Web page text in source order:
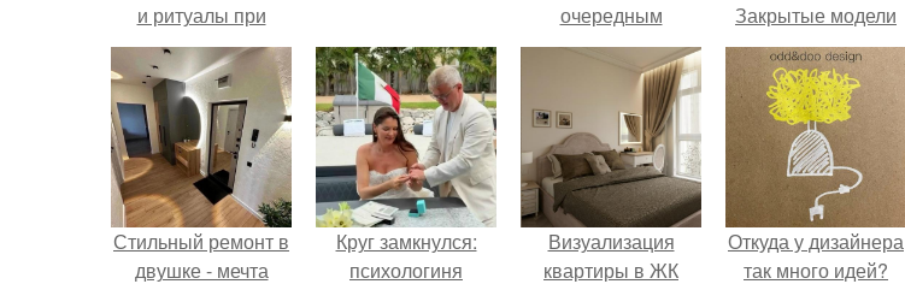
и ритуалы при
новоселье
очередным
неопубликованным
проектом.
Закрытые модели
Стильный ремонт в
двушке - мечта
Круг замкнулся:
психологиня
Визуализация
квартиры в ЖК
Откуда у дизайнера
так много идей?